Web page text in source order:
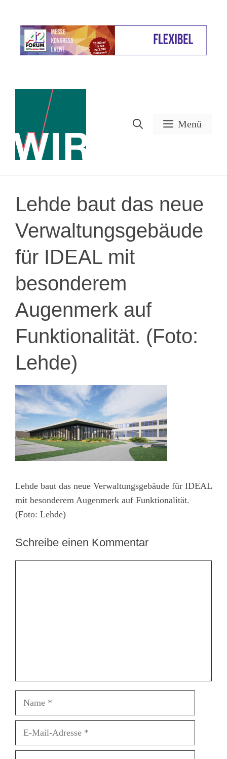
springen
Menü
Lehde baut das neue
Verwaltungsgebäude
für IDEAL mit
besonderem
Augenmerk auf
Funktionalität. (Foto:
Lehde)
Lehde baut das neue Verwaltungsgebäude für IDEAL
mit besonderem Augenmerk auf Funktionalität.
(Foto: Lehde)
Schreibe einen Kommentar